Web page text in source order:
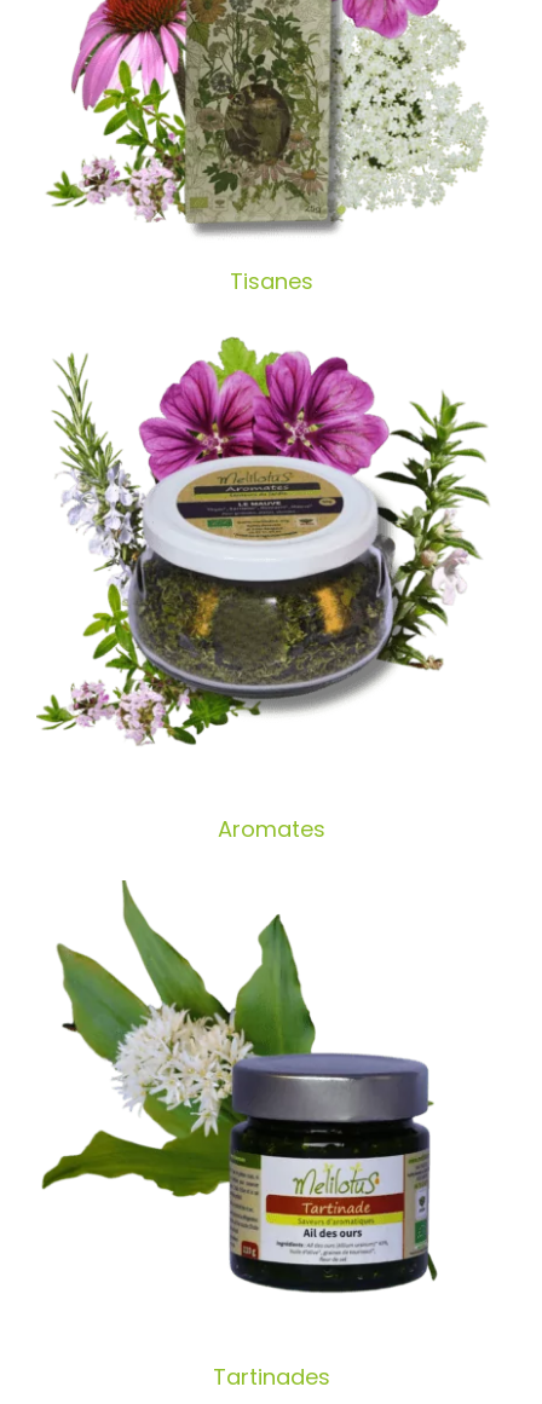
Tisanes
Tisanes
Aromates
Aromates
Tartinades
Tartinades